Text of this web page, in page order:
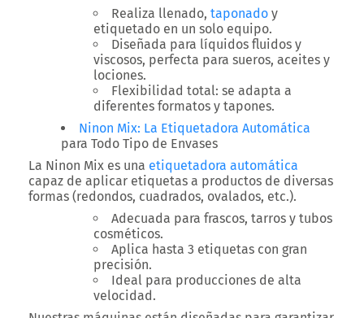
Realiza llenado, taponado y
etiquetado en un solo equipo.
Diseñada para líquidos fluidos y
viscosos, perfecta para sueros, aceites y
lociones.
Flexibilidad total: se adapta a
diferentes formatos y tapones.
Ninon Mix: La Etiquetadora Automática
para Todo Tipo de Envases
La Ninon Mix es una etiquetadora automática
capaz de aplicar etiquetas a productos de diversas
formas (redondos, cuadrados, ovalados, etc.).
Adecuada para frascos, tarros y tubos
cosméticos.
Aplica hasta 3 etiquetas con gran
precisión.
Ideal para producciones de alta
velocidad.